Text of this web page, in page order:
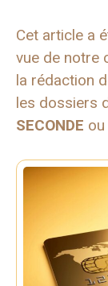
Cet article a
vue de notre
la rédaction
les dossiers
SECONDE